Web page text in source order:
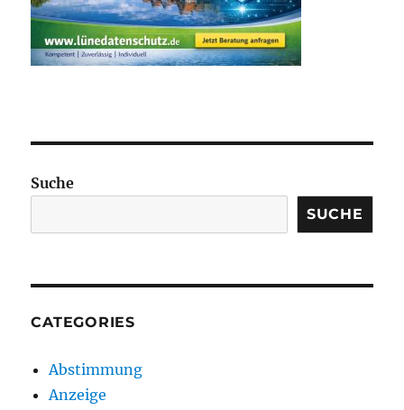
Suche
SUCHE
CATEGORIES
Abstimmung
Anzeige